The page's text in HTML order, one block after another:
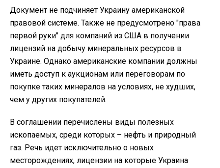
Документ не подчиняет Украину американской
правовой системе. Также не предусмотрено "права
первой руки" для компаний из США в получении
лицензий на добычу минеральных ресурсов в
Украине. Однако американские компании должны
иметь доступ к аукционам или переговорам по
покупке таких минералов на условиях, не худших,
чем у других покупателей.
В соглашении перечислены виды полезных
ископаемых, среди которых – нефть и природный
газ. Речь идет исключительно о новых
месторождениях, лицензии на которые Украина